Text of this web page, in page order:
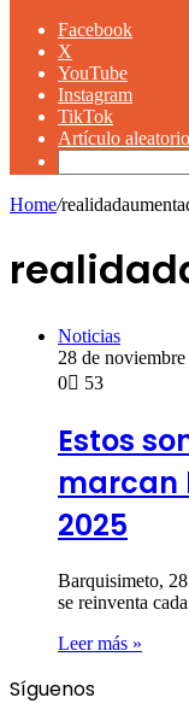
Facebook
X
YouTube
Instagram
TikTok
Artículo aleatorio
Home/
Noticias
28 de
0
53
Estos
marcan
2025
Barquisimeto,
se reinventa
Leer más »
Síguenos